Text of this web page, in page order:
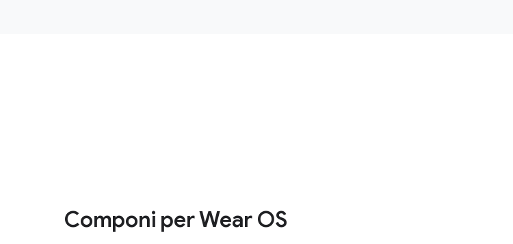
Componi per Wear OS